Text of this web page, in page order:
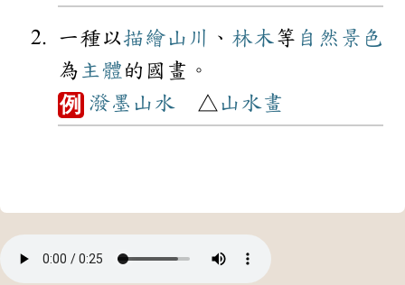
一種以描繪山川 、 林木等 自然 景色
為 主體 的國畫。
例 潑墨 山水△ 山水畫